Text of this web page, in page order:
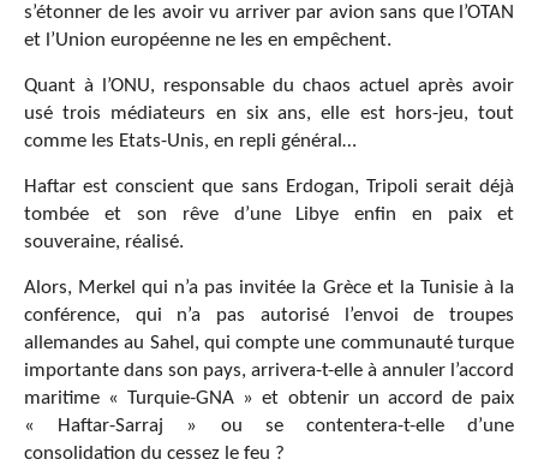
s’étonner de les avoir vu arriver par avion sans que l’OTAN
et l’Union européenne ne les en empêchent.
Quant à l’ONU, responsable du chaos actuel après avoir
usé trois médiateurs en six ans, elle est hors-jeu, tout
comme les Etats-Unis, en repli général…
Haftar est conscient que sans Erdogan, Tripoli serait déjà
tombée et son rêve d’une Libye enfin en paix et
souveraine, réalisé.
Alors, Merkel qui n’a pas invitée la Grèce et la Tunisie à la
conférence, qui n’a pas autorisé l’envoi de troupes
allemandes au Sahel, qui compte une communauté turque
importante dans son pays, arrivera-t-elle à annuler l’accord
maritime « Turquie-GNA » et obtenir un accord de paix
« Haftar-Sarraj » ou se contentera-t-elle d’une
consolidation du cessez le feu ?